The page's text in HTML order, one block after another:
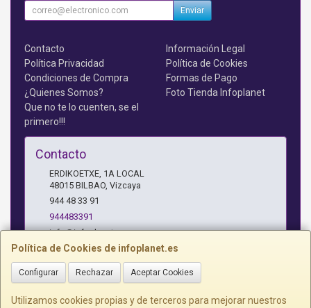
Política de Cookies de infoplanet.es
Configurar Rechazar Aceptar Cookies
Utilizamos cookies propias y de terceros para mejorar nuestros
Enviar
Contacto
Información Legal
Política Privacidad
Política de Cookies
Condiciones de Compra
Formas de Pago
¿Quienes Somos?
Foto Tienda Infoplanet
Que no te lo cuenten, se el
primero!!!
Contacto
ERDIKOETXE, 1A LOCAL
48015 BILBAO, Vizcaya
944 48 33 91
944483391
info@infoplanet.es
Horario
10 A 14:15 H Y 17:15 A 19:30 H